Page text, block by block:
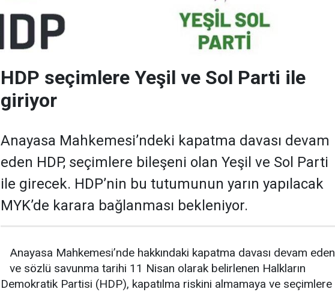
HDP seçimlere Yeşil ve Sol Parti ile
giriyor
Anayasa Mahkemesi’ndeki kapatma davası devam
eden HDP, seçimlere bileşeni olan Yeşil ve Sol Parti
ile girecek. HDP’nin bu tutumunun yarın yapılacak
MYK’de karara bağlanması bekleniyor.
Anayasa Mahkemesi’nde hakkındaki kapatma davası devam eden
ve sözlü savunma tarihi 11 Nisan olarak belirlenen Halkların
Demokratik Partisi (HDP), kapatılma riskini almamaya ve seçimlere